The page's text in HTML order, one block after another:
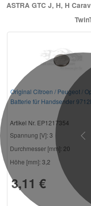
ASTRA GTC J, H, H
Original Citroen / Peugeot /
Batterie für Handsender
Artikel Nr. EP1217354
Spannung [V]: 3
Durchmesser [mm]: 20
Höhe [mm]: 3,2
3,11 €